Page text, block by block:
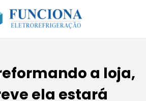
a loja,
ela estará